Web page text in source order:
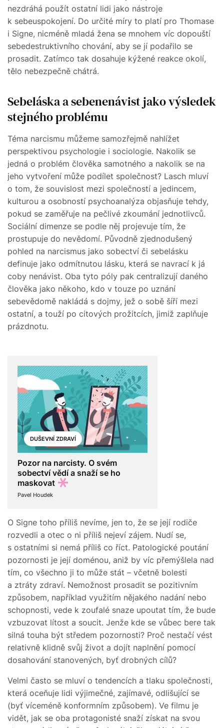
nezdráhá použít ostatní lidi jako nástroje
k sebeuspokojení. Do určité míry to platí pro Thomase
i Signe, nicméně mladá žena se mnohem víc dopouští
sebedestruktivního chování, aby se jí podařilo se
prosadit. Zatímco tak dosahuje kýžené reakce okolí,
tělo nebezpečně chátrá.
Sebeláska a sebenenávist jako výsledek
stejného problému
Téma narcismu můžeme samozřejmě nahlížet
perspektivou psychologie i sociologie. Nakolik se
jedná o problém člověka samotného a nakolik se na
jeho vytvoření může podílet společnost? Lasch mluví
o tom, že souvislost mezi společností a jedincem,
kulturou a osobností psychoanalýza objasňuje tehdy,
pokud se zaměřuje na pečlivé zkoumání jednotlivců.
Sociální dimenze se podle něj projevuje tím, že
prostupuje do nevědomí. Původně zjednodušený
pohled na narcismus jako sobectví či sebelásku
definuje jako odmítnutou lásku, která se navrací k já
coby nenávist. Oba tyto póly pak centralizují daného
člověka jako někoho, kdo v touze po uznání
sebevědomě nakládá s dojmy, jež o sobě šíří mezi
ostatní, a touží po citových prožitcích, jimiž zaplňuje
prázdnotu.
DUŠEVNÍ ZDRAVÍ
Pozor na narcisty. O svém
sobectví vědí a snaží se ho
maskovat
Pavel Houdek
O Signe toho příliš nevíme, jen to, že se její rodiče
rozvedli a otec o ni příliš nejeví zájem. Nudí se,
s ostatními si nemá příliš co říct. Patologické poutání
pozornosti je její doménou, aniž by víc přemýšlela nad
tím, co všechno ji to může stát – včetně bolesti
a ztráty zdraví. Nemožnost prosadit se pozitivním
způsobem, například využitím nějakého nadání nebo
schopnosti, vede k zoufalé snaze upoutat tím, že bude
vzbuzovat lítost a soucit. Jenže kde se vůbec bere tak
silná touha být středem pozornosti? Proč nestačí vést
relativně klidně svůj život a dojít naplnění pomocí
dosahování stanovených, byť drobných cílů?
Velmi často se mluví o tendencích a tlaku společnosti,
která oceňuje lidi výjimečné, zajímavé, odlišující se
(byť víceméně konformním způsobem). Ve filmu je
vidět, jak se oba protagonisté snaží získat na svou